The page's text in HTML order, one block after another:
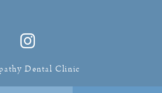
Dental Clinic